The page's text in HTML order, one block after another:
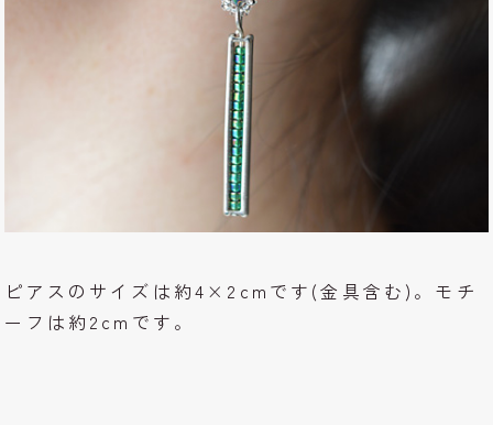
ピアスのサイズは約4×2cmです(金具含む)。モチ
ーフは約2cmです。